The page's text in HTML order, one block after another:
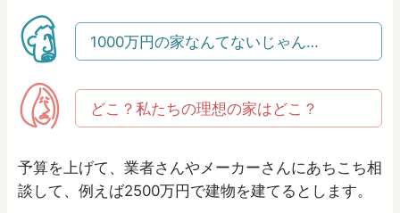
1000万円の家なんてないじゃん…
どこ？私たちの理想の家はどこ？
予算を上げて、業者さんやメーカーさんにあちこち相
談して、例えば2500万円で建物を建てるとします。